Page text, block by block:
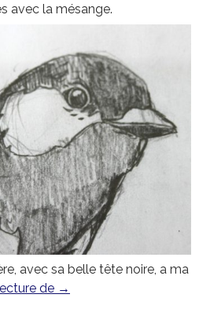
avec la mésange.
avec sa belle tête noire, a ma
de La mésange
→